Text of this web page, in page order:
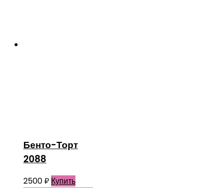
Бенто-Торт
2088
2500₽ Купить